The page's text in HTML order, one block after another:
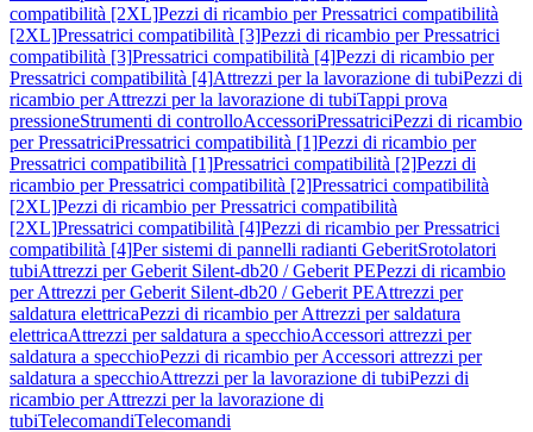
compatibilità [2XL]Pezzi di ricambio per Pressatrici compatibilità
[2XL]Pressatrici compatibilità [3]Pezzi di ricambio per Pressatrici
compatibilità [3]Pressatrici compatibilità [4]Pezzi di ricambio per
Pressatrici compatibilità [4]Attrezzi per la lavorazione di tubiPezzi di
ricambio per Attrezzi per la lavorazione di tubiTappi prova
pressioneStrumenti di controlloAccessoriPressatriciPezzi di ricambio
per PressatriciPressatrici compatibilità [1]Pezzi di ricambio per
Pressatrici compatibilità [1]Pressatrici compatibilità [2]Pezzi di
ricambio per Pressatrici compatibilità [2]Pressatrici compatibilità
[2XL]Pezzi di ricambio per Pressatrici compatibilità
[2XL]Pressatrici compatibilità [4]Pezzi di ricambio per Pressatrici
compatibilità [4]Per sistemi di pannelli radianti GeberitSrotolatori
tubiAttrezzi per Geberit Silent-db20 / Geberit PEPezzi di ricambio
per Attrezzi per Geberit Silent-db20 / Geberit PEAttrezzi per
saldatura elettricaPezzi di ricambio per Attrezzi per saldatura
elettricaAttrezzi per saldatura a specchioAccessori attrezzi per
saldatura a specchioPezzi di ricambio per Accessori attrezzi per
saldatura a specchioAttrezzi per la lavorazione di tubiPezzi di
ricambio per Attrezzi per la lavorazione di
tubiTelecomandiTelecomandi